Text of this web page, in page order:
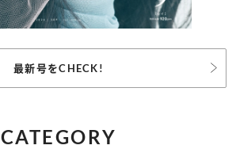
最新号をCHECK!
CATEGORY